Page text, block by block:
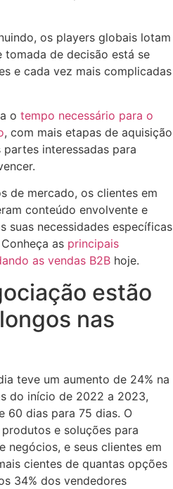
os players globais lotam
tomada de decisão está se
e cada vez mais complicadas
o tempo necessário para o
, com mais etapas de aquisição
interessadas para
de mercado, os clientes em
conteúdo envolvente e
suas necessidades específicas
as principais
as vendas B2B hoje.
estão
nas
teve um aumento de 24% na
do início de 2022 a 2023,
60 dias para 75 dias. O
e soluções para
negócios, e seus clientes em
cientes de quantas opções
34% dos vendedores